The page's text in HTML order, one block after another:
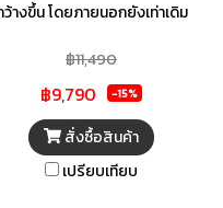
ว้างขึ้น โดยภายนอกยังเท่าเดิม
ช่วยรักษาอุณหภูมิให้คงที่ All -
Around Cooling เย็นทั่วถึงทั้งตู้
ด้วย All Around Cooling No
Frost ป้องกันน้ำแข็งจับภายใน
Cooling System มัลติโฟลว์
฿11,490
฿9,790 -15%
สั่งซื้อสินค้า
เปรียบเทียบ